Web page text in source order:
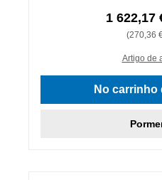
1 622,17
(270,36
Artigo de
No carrinho